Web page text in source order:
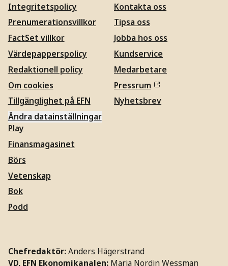
Integritetspolicy
Prenumerationsvillkor
FactSet villkor
Värdepapperspolicy
Redaktionell policy
Om cookies
Tillgänglighet på EFN
Ändra datainställningar
Kontakta oss
Tipsa oss
Jobba hos oss
Kundservice
Medarbetare
Pressrum
Nyhetsbrev
Play
Finansmagasinet
Börs
Vetenskap
Bok
Podd
Chefredaktör:Anders Hägerstrand
VD, EFN Ekonomikanalen: Maria Nordin Wessman